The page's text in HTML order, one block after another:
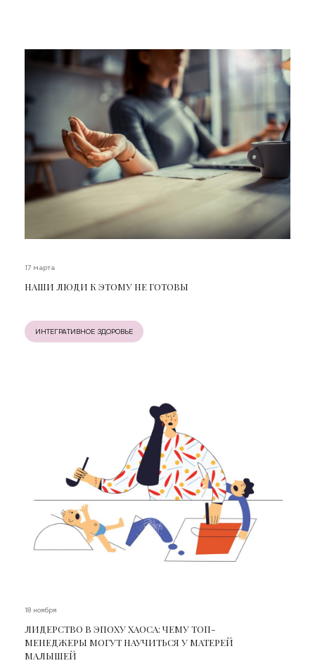
17 марта
НАШИ ЛЮДИ К ЭТОМУ НЕ ГОТОВЫ
ИНТЕГРАТИВНОЕ ЗДОРОВЬЕ
18 ноября
ЛИДЕРСТВО В ЭПОХУ ХАОСА: ЧЕМУ ТОП-
МЕНЕДЖЕРЫ МОГУТ НАУЧИТЬСЯ У МАТЕРЕЙ
МАЛЫШЕЙ